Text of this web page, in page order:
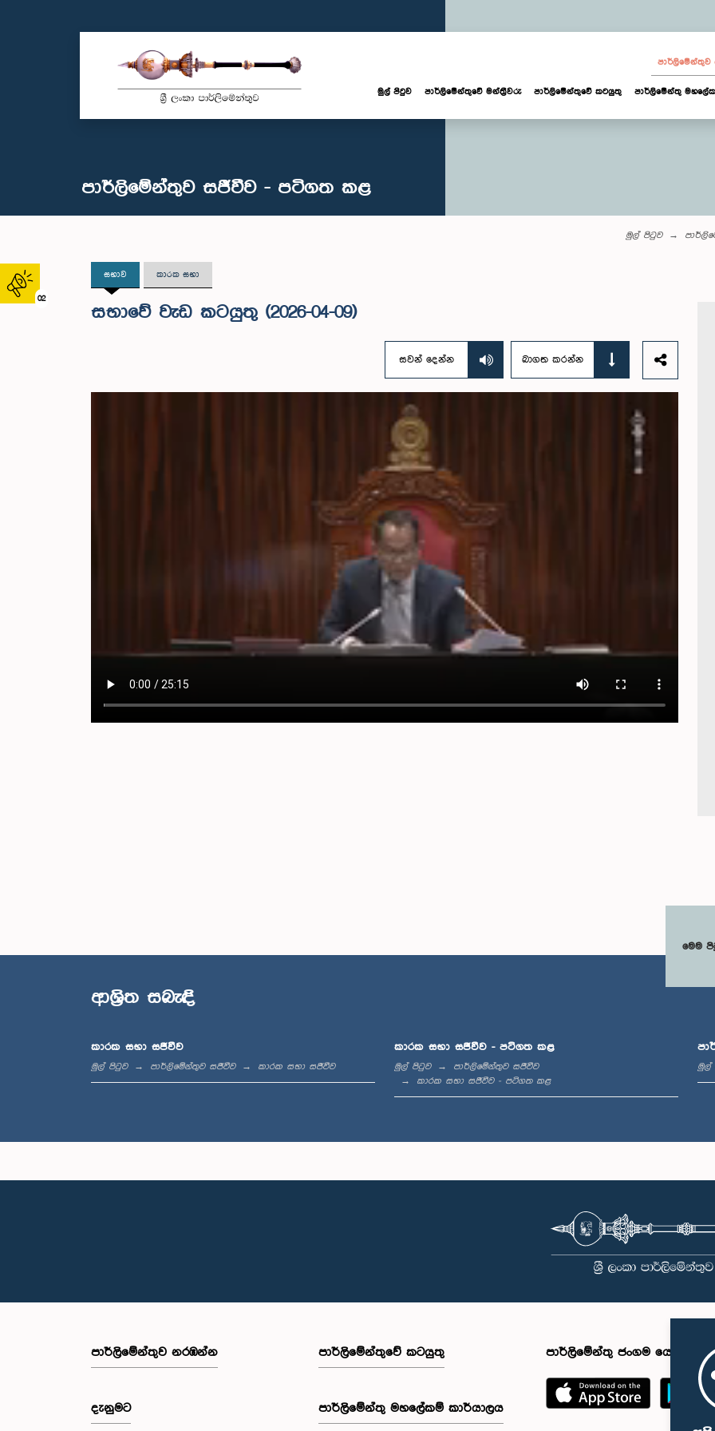
02
පාර්ලි‌මේන්තුව
මුල් පිටුව පාර්ලි‌මේන්තුවේ මන්ත්‍රීවරු පාර්ලිමේන්තුවේ කටයුතු පාර්ලිමේන්තු
පාර්ලිමේන්තුව සජීවීව - පටිගත කළ
මුල් පිටුව
සභාව කාරක සභා
සභාවේ වැඩ කටයුතු (2026-04-09)
සවන් දෙන්න බාගත කරන්න
මෙම
ආශ්‍රිත සබැඳි
කාරක සභා සජීවීව
මුල් පිටුව පාර්ලිමේන්තුව සජීවීව කාරක සභා සජීවීව
කාරක සභා සජීවීව - පටිගත කළ
මුල් පිටුව
පාර්ලිමේන්තුව සජීවීව
කාරක සභා සජීවීව - පටිගත කළ
මුල්
පාර්ලි‌මේන්තුව නරඹන්න
දැනුමට
පාර්ලිමේන්තුවේ කටයුතු
පාර්ලිමේන්තු මහලේකම් කාර්යාලය
පාර්ලිමේන්තු ජංගම යෙදුම